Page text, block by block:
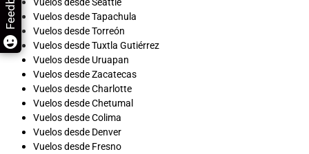
Vuelos desde Tapachula
Vuelos desde Torreón
Vuelos desde Tuxtla Gutiérrez
Vuelos desde Uruapan
Vuelos desde Zacatecas
Vuelos desde Charlotte
Vuelos desde Chetumal
Vuelos desde Colima
Vuelos desde Denver
Vuelos desde Fresno